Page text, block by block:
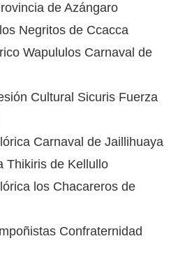
de Azángaro
Negritos de Ccacca
Wapululos Carnaval de
Cultural Sicuris Fuerza
Carnaval de Jaillihuaya
Thikiris de Kellullo
los Chacareros de
Confraternidad